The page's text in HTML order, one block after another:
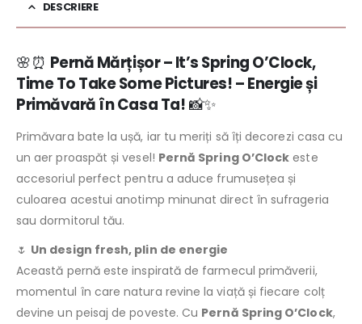
DESCRIERE
🌸⏰ Pernă Mărțișor – It’s Spring O’Clock,
Time To Take Some Pictures! – Energie și
Primăvară în Casa Ta! 📸✨
Primăvara bate la ușă, iar tu meriți să îți decorezi casa cu
un aer proaspăt și vesel! Pernă Spring O’Clock este
accesoriul perfect pentru a aduce frumusețea și
culoarea acestui anotimp minunat direct în sufrageria
sau dormitorul tău.
🌷 Un design fresh, plin de energie
Această pernă este inspirată de farmecul primăverii,
momentul în care natura revine la viață și fiecare colț
devine un peisaj de poveste. Cu Pernă Spring O’Clock,